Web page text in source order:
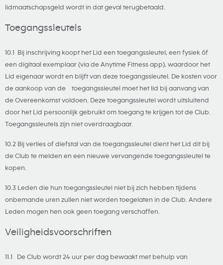
lidmaatschapsgeld wordt in dat geval terugbetaald.
Toegangssleutels
10.1 Bij inschrijving koopt het Lid een toegangssleutel, een fysiek óf
een digitaal exemplaar (via de Anytime Fitness app), waardoor het
Lid eigenaar wordt en blijft van deze toegangssleutel. De kosten voor
de aankoop van de toegangssleutel moet het lid bij aanvang van
de Overeenkomst voldoen. Deze toegangssleutel wordt uitsluitend
door het Lid persoonlijk gebruikt om toegang te krijgen tot de Club.
Toegangssleutels zijn niet overdraagbaar.
10.2 Bij verlies of diefstal van de toegangssleutel dient het Lid dit bij
de Club te melden en een nieuwe vervangende toegangssleutel te
kopen.
10.3 Leden die hun toegangssleutel niet bij zich hebben tijdens
onbemande uren zullen niet worden toegelaten in de Club. Andere
Leden mogen hen ook geen toegang verschaffen.
Veiligheidsvoorschriften
11.1 De Club wordt 24 uur per dag bewaakt met behulp van